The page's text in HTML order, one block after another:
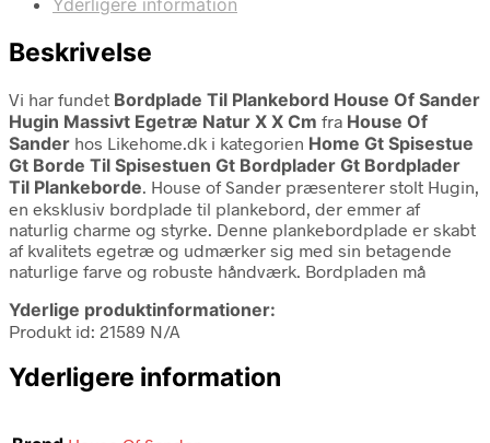
Yderligere information
Beskrivelse
Vi har fundet Bordplade Til Plankebord House Of Sander
Hugin Massivt Egetræ Natur X X Cm fra House Of
Sander hos Likehome.dk i kategorien Home Gt Spisestue
Gt Borde Til Spisestuen Gt Bordplader Gt Bordplader
Til Plankeborde. House of Sander præsenterer stolt Hugin,
en eksklusiv bordplade til plankebord, der emmer af
naturlig charme og styrke. Denne plankebordplade er skabt
af kvalitets egetræ og udmærker sig med sin betagende
naturlige farve og robuste håndværk. Bordpladen må
Yderlige produktinformationer:
Produkt id: 21589 N/A
Yderligere information